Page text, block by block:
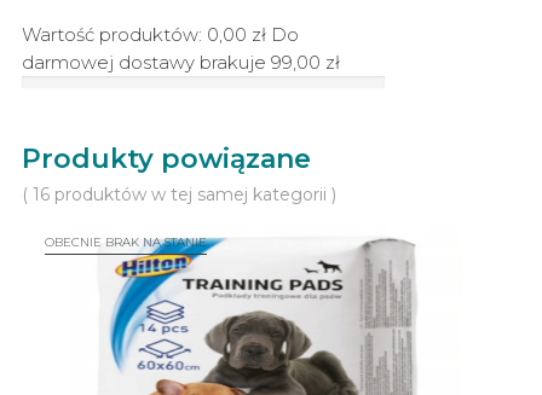
Wartość produktów: 0,00 zł Do
darmowej dostawy brakuje 99,00 zł
Produkty powiązane
( 16 produktów w tej samej kategorii )
OBECNIE BRAK NA STANIE